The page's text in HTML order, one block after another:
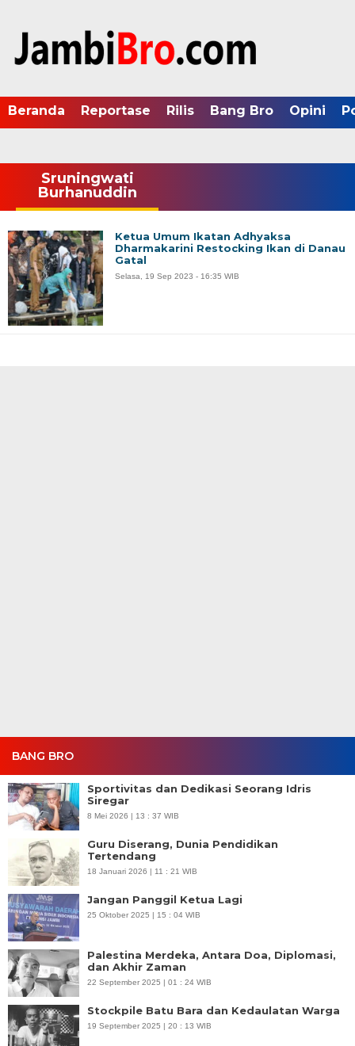
Beranda Reportase Rilis Bang Bro Opini
BANG BRO
Sportivitas dan Dedikasi Seorang Idris
Siregar
8 Mei 2026 | 13 : 37 WIB
Guru Diserang, Dunia Pendidikan
Tertendang
18 Januari 2026 | 11 : 21 WIB
Jangan Panggil Ketua Lagi
25 Oktober 2025 | 15 : 04 WIB
Palestina Merdeka, Antara Doa, Diplomasi,
dan Akhir Zaman
22 September 2025 | 01 : 24 WIB
Stockpile Batu Bara dan Kedaulatan Warga
19 September 2025 | 20 : 13 WIB
Sruningwati
Burhanuddin
Ketua Umum Ikatan Adhyaksa
Dharmakarini Restocking Ikan di Danau
Gatal
Selasa, 19 Sep 2023 - 16:35 WIB